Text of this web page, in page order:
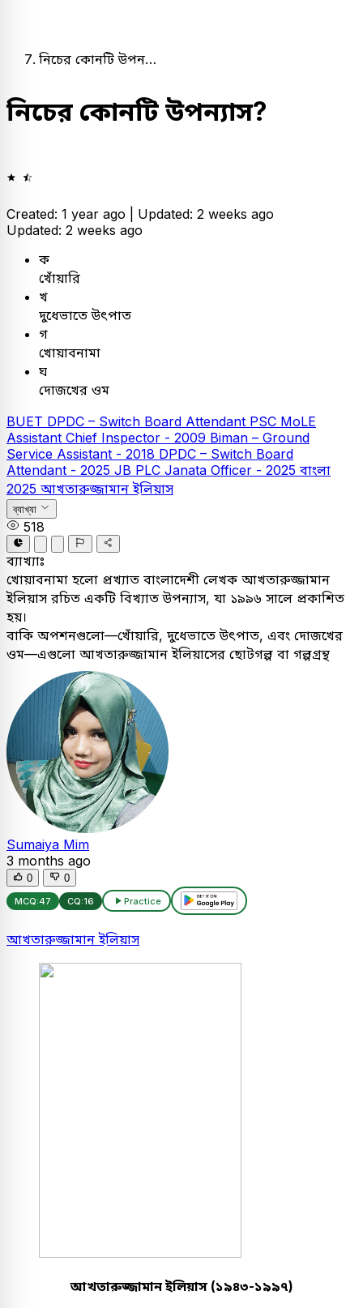
নিচের কোনটি উপন…
নিচের কোনটি উপন্যাস?
Created: 1 year ago | Updated: 2 weeks ago
Updated: 2 weeks ago
ক
খোঁয়ারি
খ
দুধেভাতে উৎপাত
গ
খোয়াবনামা
ঘ
দোজখের ওম
BUET DPDC – Switch Board Attendant PSC MoLE
Assistant Chief Inspector - 2009 Biman – Ground
Service Assistant - 2018 DPDC – Switch Board
Attendant - 2025 JB PLC Janata Officer - 2025 বাংলা
2025 আখতারুজ্জামান ইলিয়াস
ব্যাখ্যা
518
ব্যাখ্যাঃ
খোয়াবনামা হলো প্রখ্যাত বাংলাদেশী লেখক আখতারুজ্জামান
ইলিয়াস রচিত একটি বিখ্যাত উপন্যাস, যা ১৯৯৬ সালে প্রকাশিত
হয়।
বাকি অপশনগুলো—খোঁয়ারি, দুধেভাতে উৎপাত, এবং দোজখের
ওম—এগুলো আখতারুজ্জামান ইলিয়াসের ছোটগল্প বা গল্পগ্রন্থ
Sumaiya Mim
3 months ago
0 0
MCQ:47 CQ:16 Practice
আখতারুজ্জামান ইলিয়াস
আখতারুজ্জামান ইলিয়াস (১৯৪৩-১৯৯৭)